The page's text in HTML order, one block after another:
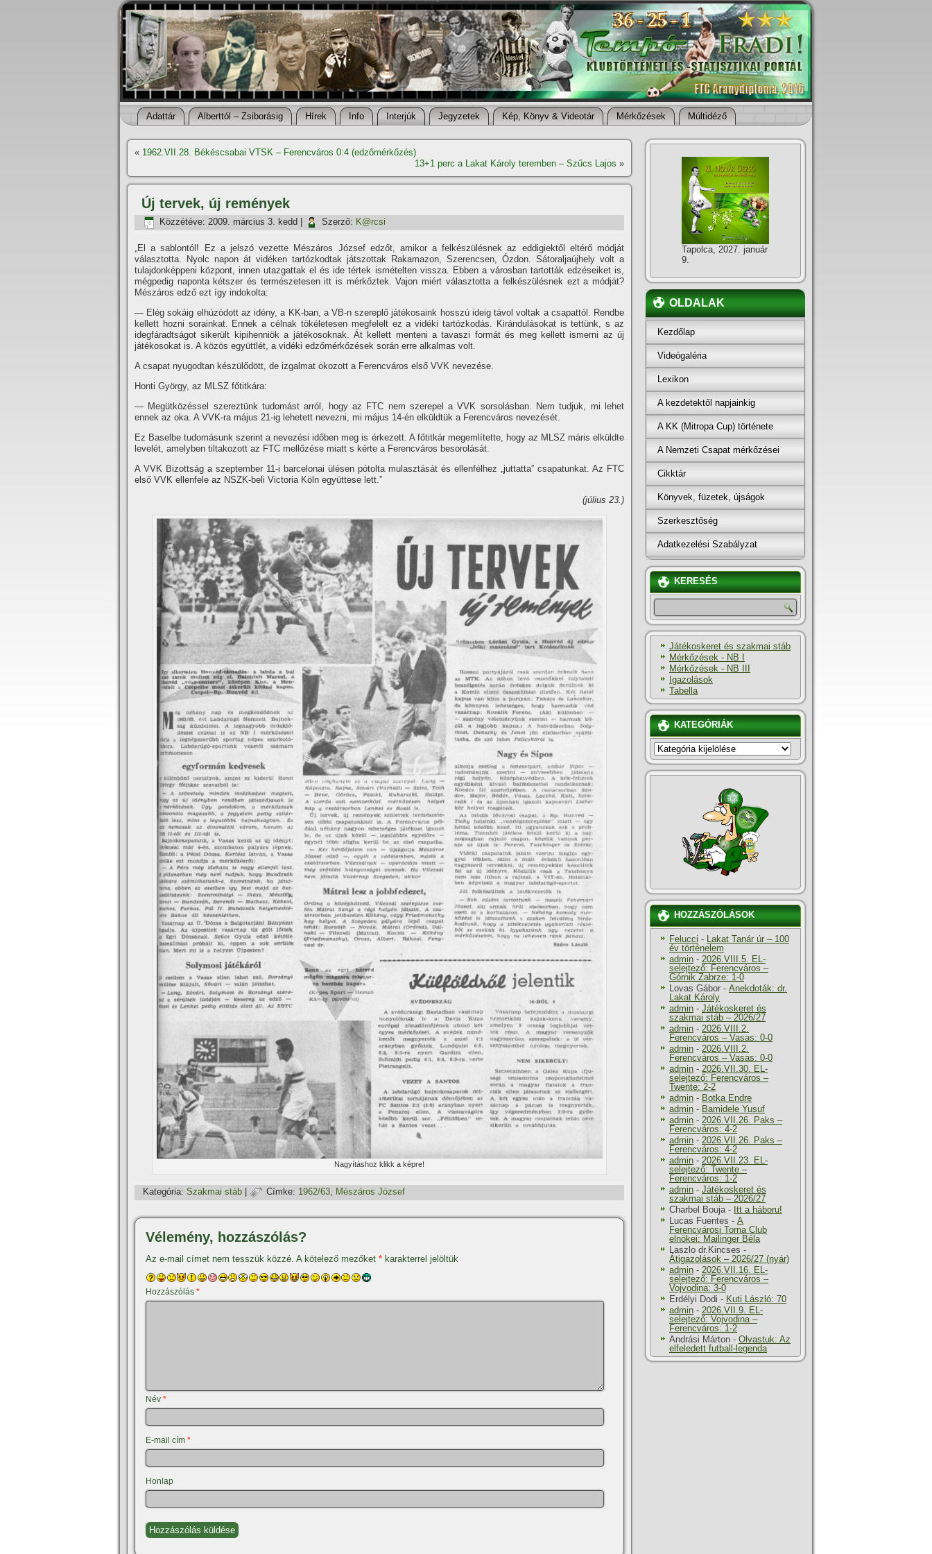
Adattár Alberttól – Zsiborásig Hí­rek Info Interjúk Jegyzetek Kép, Könyv & Videotár Mérkőzések Múltidéző
« 1962.VII.28. Békéscsabai VTSK – Ferencváros 0:4 (edzőmérkőzés)
13+1 perc a Lakat Károly teremben – Szűcs Lajos »
Új tervek, új remények
Közzétéve: 2009. március 3. kedd Szerző: K@rcsi
„El a sablontól! Ez a jelszó vezette Mészáros József edzőt, amikor a felkészülésnek az eddigiektől eltérő módját
választotta. Nyolc napon át vidéken tartózkodtak játszottak Rakamazon, Szerencsen, Ózdon. Sátoraljaújhely volt a
tulajdonképpeni központ, innen utazgattak el és ide tértek ismételten vissza. Ebben a városban tartották edzéseiket is,
mégpedig naponta kétszer és természetesen itt is mérkőztek. Vajon miért választotta a felkészülésnek ezt a módját?
Mészáros edző ezt í­gy indokolta:
— Elég sokáig elhúzódott az idény, a KK-ban, a VB-n szereplő játékosaink hosszú ideig távol voltak a csapattól. Rendbe
kellett hozni sorainkat. Ennek a célnak tökéletesen megfelelt ez a vidéki tartózkodás. Kirándulásokat is tettünk, s az
idegfáradtságot sikerült kipihenniök a játékosoknak. Át kellett menteni a tavaszi formát és meg kellett ismerni az új
játékosokat is. A közös együttlét, a vidéki edzőmérkőzések során erre alkalmas volt.
A csapat nyugodtan készülődött, de izgalmat okozott a Ferencváros első VVK nevezése.
Honti György, az MLSZ főtitkára:
— Megütközéssel szereztünk tudomást arról, hogy az FTC nem szerepel a VVK sorsolásban. Nem tudjuk, mi lehet
ennek az oka. A VVK-ra május 21-ig lehetett nevezni, mi május 14-én elküldtük a Ferencváros nevezését.
Ez Baselbe tudomásunk szerint a nevezési időben meg is érkezett. A főtitkár megemlí­tette, hogy az MLSZ máris elküldte
levelét, amelyben tiltakozott az FTC mellőzése miatt s kérte a Ferencváros besorolását.
A VVK Bizottság a szeptember 11-i barcelonai ülésen pótolta mulasztását és ellenfélhez „juttatta” csapatunkat. Az FTC
első VVK ellenfele az NSZK-beli Victoria Köln együttese lett.”
(július 23.)
Nagyí­táshoz klikk a képre!
Kategória: Szakmai stáb Címke: 1962/63, Mészáros József
Vélemény, hozzászólás?
Az e-mail címet nem tesszük közzé. A kötelező mezőket * karakterrel jelöltük
Hozzászólás *
Név *
E-mail cím *
Honlap
Tapolca, 2027. január
9.
OLDALAK
Kezdőlap
Videógaléria
Lexikon
A kezdetektől napjainkig
A KK (Mitropa Cup) története
A Nemzeti Csapat mérkőzései
Cikktár
Könyvek, füzetek, újságok
Szerkesztőség
Adatkezelési Szabályzat
KERESÉS
Játékoskeret és szakmai stáb
Mérkőzések - NB I
Mérkőzések - NB III
Igazolások
Tabella
KATEGÓRIÁK
KATEGÓRIÁK
HOZZÁSZÓLÁSOK
Felucci - Lakat Tanár úr – 100
év történelem
admin - 2026.VIII.5. EL-
selejtező: Ferencváros –
Górnik Zabrze: 1-0
Lovas Gábor - Anekdoták: dr.
Lakat Károly
admin - Játékoskeret és
szakmai stáb – 2026/27
admin - 2026.VIII.2.
Ferencváros – Vasas: 0-0
admin - 2026.VIII.2.
Ferencváros – Vasas: 0-0
admin - 2026.VII.30. EL-
selejtező: Ferencváros –
Twente: 2-2
admin - Botka Endre
admin - Bamidele Yusuf
admin - 2026.VII.26. Paks –
Ferencváros: 4-2
admin - 2026.VII.26. Paks –
Ferencváros: 4-2
admin - 2026.VII.23. EL-
selejtező: Twente –
Ferencváros: 1-2
admin - Játékoskeret és
szakmai stáb – 2026/27
Charbel Bouja- Itt a háboru!
Lucas Fuentes - A
Ferencvárosi Torna Club
elnökei: Mailinger Béla
Laszlo dr.Kincses -
Átigazolások – 2026/27 (nyár)
admin - 2026.VII.16. EL-
selejtező: Ferencváros –
Vojvodina: 3-0
Erdélyi Dodi - Kuti László: 70
admin - 2026.VII.9. EL-
selejtező: Vojvodina –
Ferencváros: 1-2
Andrási Márton - Olvastuk: Az
elfeledett futball-legenda